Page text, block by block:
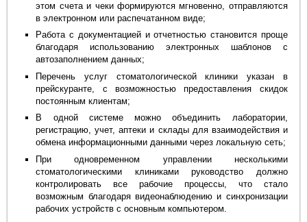
этом счета и чеки формируются мгновенно, отправляются
в электронном или распечатанном виде;
Работа с документацией и отчетностью становится проще
благодаря использованию электронных шаблонов с
автозаполнением данных;
Перечень услуг стоматологической клиники указан в
прейскуранте, с возможностью предоставления скидок
постоянным клиентам;
В одной системе можно объединить лаборатории,
регистрацию, учет, аптеки и склады для взаимодействия и
обмена информационными данными через локальную сеть;
При одновременном управлении несколькими
стоматологическими клиниками руководство должно
контролировать все рабочие процессы, что стало
возможным благодаря видеонаблюдению и синхронизации
рабочих устройств с основным компьютером.